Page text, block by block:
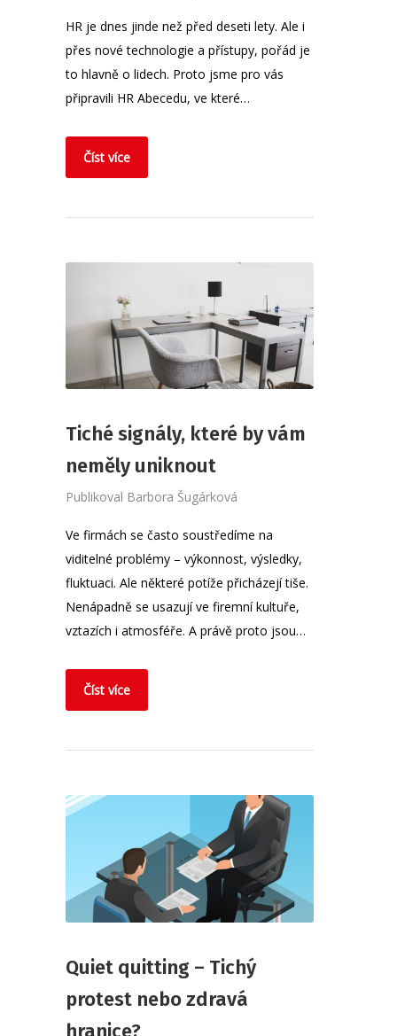
HR je dnes jinde než před deseti lety. Ale i
přes nové technologie a přístupy, pořád je
to hlavně o lidech. Proto jsme pro vás
připravili HR Abecedu, ve které…
Číst více
Tiché signály, které by vám
neměly uniknout
Publikoval Barbora Šugárková
Ve firmách se často soustředíme na
viditelné problémy – výkonnost, výsledky,
fluktuaci. Ale některé potíže přicházejí tiše.
Nenápadně se usazují ve firemní kultuře,
vztazích i atmosféře. A právě proto jsou…
Číst více
Quiet quitting – Tichý
protest nebo zdravá
hranice?